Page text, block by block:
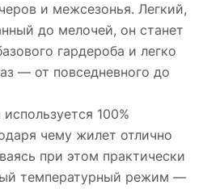
и межсезонья. Легкий,
до мелочей, он станет
гардероба и легко
— от повседневного до
100%
чему жилет отлично
при этом практически
температурный режим —